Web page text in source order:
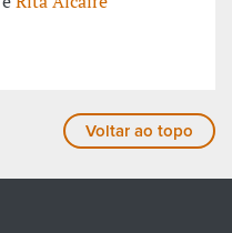
Voltar ao topo